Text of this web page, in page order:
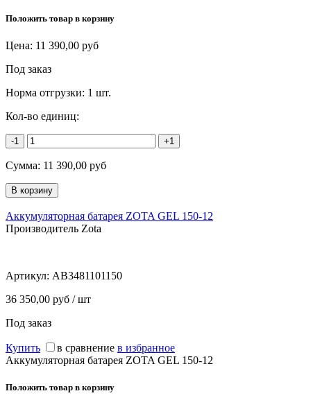
Положить товар в корзину
Цена: 11 390,00 руб
Под заказ
Норма отгрузки: 1 шт.
Кол-во единиц:
-1 +1
Сумма: 11 390,00 руб
Аккумуляторная батарея ZOTA GEL 150-12
Производитель Zota
Артикул: AB3481101150
36 350,00 руб / шт
Под заказ
Купить в сравнение в избранное
Аккумуляторная батарея ZOTA GEL 150-12
Положить товар в корзину